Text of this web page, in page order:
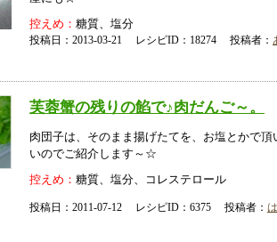
控えめ： 糖質、塩分
投稿日：2013-03-21 レシピID：18274 投稿者：
芙蓉蟹の残りの餡で♪肉だんご～。
肉団子は、そのまま揚げたてを、お塩とかで頂
いのでご紹介します～☆
控えめ： 糖質、塩分、コレステロール
投稿日：2011-07-12 レシピID：6375 投稿者：